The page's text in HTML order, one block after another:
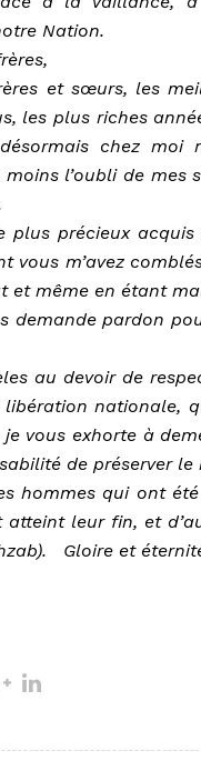
Nation.
et sœurs, les
les plus riches
chez moi
l’oubli de mes
plus précieux
vous m’avez
et même en étant
demande pardon
au devoir de
nationale,
vous exhorte à
de préserver
hommes qui ont
atteint leur fin, et
Gloire et